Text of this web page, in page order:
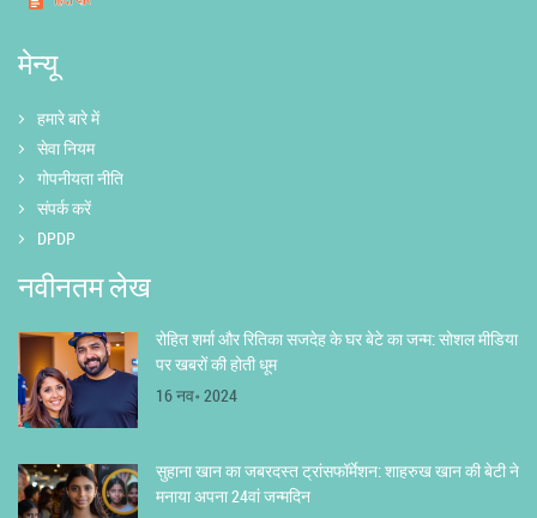
मेन्यू
हमारे बारे में
सेवा नियम
गोपनीयता नीति
संपर्क करें
DPDP
नवीनतम लेख
रोहित शर्मा और रितिका सजदेह के घर बेटे का जन्म: सोशल मीडिया
पर खबरों की होती धूम
16 नव॰ 2024
सुहाना खान का जबरदस्त ट्रांसफॉर्मेशन: शाहरुख खान की बेटी ने
मनाया अपना 24वां जन्मदिन